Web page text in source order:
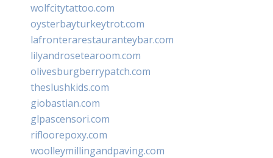
wolfcitytattoo.com
oysterbayturkeytrot.com
lafronterarestauranteybar.com
lilyandrosetearoom.com
olivesburgberrypatch.com
theslushkids.com
giobastian.com
glpascensori.com
rifloorepoxy.com
woolleymillingandpaving.com